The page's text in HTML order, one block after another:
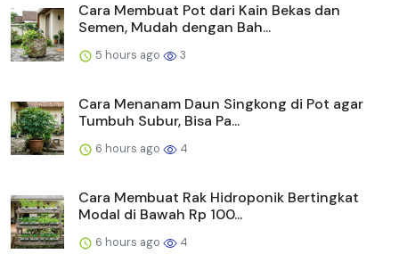
Cara Membuat Pot dari Kain Bekas dan
Semen, Mudah dengan Bah...
5 hours ago 3
Cara Menanam Daun Singkong di Pot agar
Tumbuh Subur, Bisa Pa...
6 hours ago 4
Cara Membuat Rak Hidroponik Bertingkat
Modal di Bawah Rp 100...
6 hours ago 4